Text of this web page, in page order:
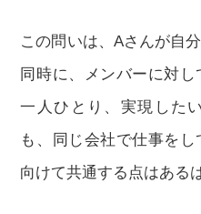
この問いは、Aさんが自
同時に、メンバーに対し
一人ひとり、実現した
も、同じ会社で仕事を
向けて共通する点はある